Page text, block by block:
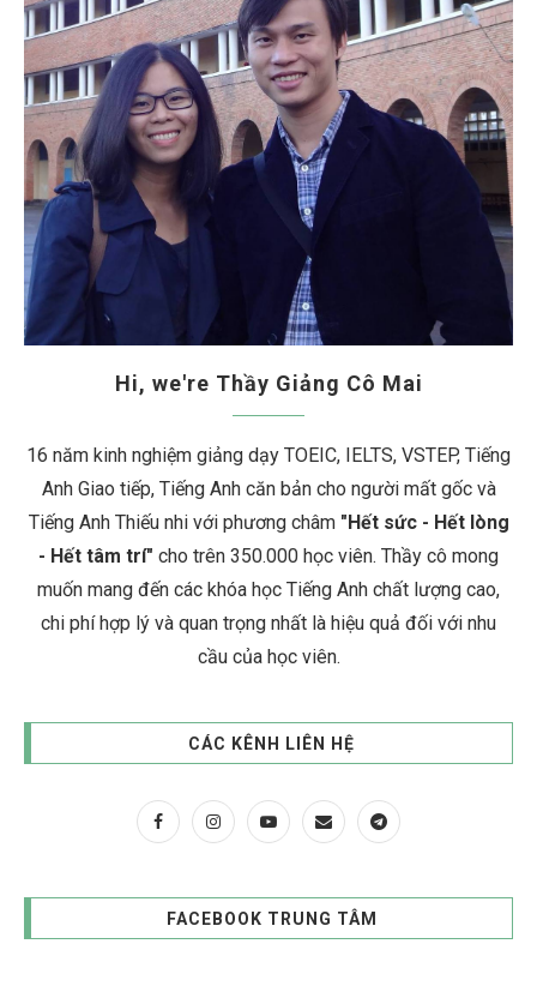
Hi, we're Thầy Giảng Cô Mai
16 năm kinh nghiệm giảng dạy TOEIC, IELTS, VSTEP, Tiếng
Anh Giao tiếp, Tiếng Anh căn bản cho người mất gốc và
Tiếng Anh Thiếu nhi với phương châm "Hết sức - Hết lòng
- Hết tâm trí" cho trên 350.000 học viên. Thầy cô mong
muốn mang đến các khóa học Tiếng Anh chất lượng cao,
chi phí hợp lý và quan trọng nhất là hiệu quả đối với nhu
cầu của học viên.
CÁC KÊNH LIÊN HỆ
FACEBOOK TRUNG TÂM